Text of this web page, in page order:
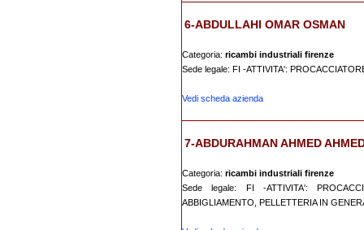
6-ABDULLAHI OMAR OSMAN
Categoria: ricambi industriali firenze
Sede legale: FI -ATTIVITA':
Vedi scheda azienda
7-ABDURAHMAN AHMED
Categoria: ricambi industriali firenze
Sede legale: FI -ATTIVITA':
ABBIGLIAMENTO, PELLETTERIA IN